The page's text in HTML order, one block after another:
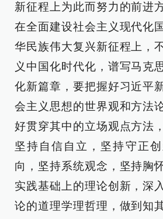
新征程上为此而努力的前进
在全面建设社会主义现代化
华民族伟大复兴新征程上，
义中国化时代化，谱写马克
化新篇章，要把握好习近平
会主义思想的世界观和方法
好贯穿其中的立场观点方法
坚持自信自立，坚持守正
向，坚持系统观念，坚持胸
实践基础上的理论创新，深
论的道理学理哲理，做到知